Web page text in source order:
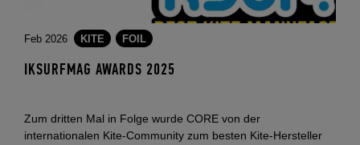
Feb 2026 KITE FOIL
IKSURFMAG AWARDS 2025
Zum dritten Mal in Folge wurde CORE von der
internationalen Kite-Community zum besten Kite-Hersteller